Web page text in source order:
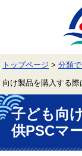
で
す。
ば
し
本
文
へ
トップページ > 分類
向け製品を購入する
本
文 子ども向
供PSCマ